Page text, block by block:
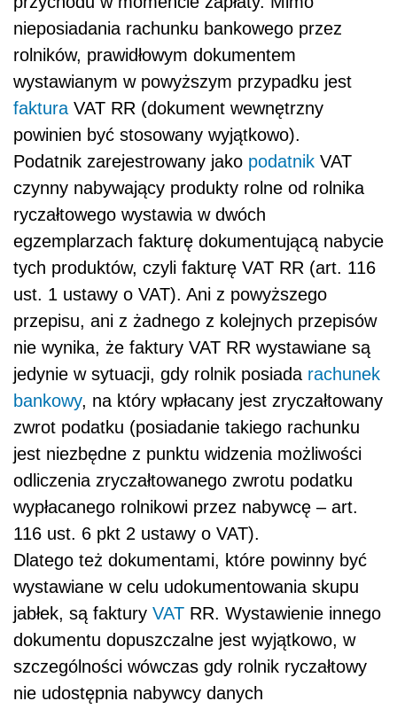
nieposiadania rachunku bankowego przez
rolników, prawidłowym dokumentem
wystawianym w powyższym przypadku jest
faktura VAT RR (dokument wewnętrzny
powinien być stosowany wyjątkowo).
Podatnik zarejestrowany jako podatnik VAT
czynny nabywający produkty rolne od rolnika
ryczałtowego wystawia w dwóch
egzemplarzach fakturę dokumentującą nabycie
tych produktów, czyli fakturę VAT RR (art. 116
ust. 1 ustawy o VAT). Ani z powyższego
przepisu, ani z żadnego z kolejnych przepisów
nie wynika, że faktury VAT RR wystawiane są
jedynie w sytuacji, gdy rolnik posiada rachunek
bankowy, na który wpłacany jest zryczałtowany
zwrot podatku (posiadanie takiego rachunku
jest niezbędne z punktu widzenia możliwości
odliczenia zryczałtowanego zwrotu podatku
wypłacanego rolnikowi przez nabywcę – art.
116 ust. 6 pkt 2 ustawy o VAT).
Dlatego też dokumentami, które powinny być
wystawiane w celu udokumentowania skupu
jabłek, są faktury VAT RR. Wystawienie innego
dokumentu dopuszczalne jest wyjątkowo, w
szczególności wówczas gdy rolnik ryczałtowy
nie udostępnia nabywcy danych